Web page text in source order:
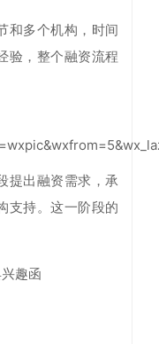
和多个机构，时间
验，整个融资流程
提出融资需求，承
支持。这一阶段的
趣函